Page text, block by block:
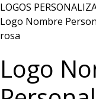
LOGOS
Logo Nombre
rosa
Logo